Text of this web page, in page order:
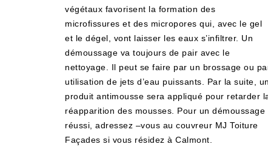
végétaux favorisent la formation des
microfissures et des micropores qui, avec le gel
et le dégel, vont laisser les eaux s’infiltrer. Un
démoussage va toujours de pair avec le
nettoyage. Il peut se faire par un brossage ou
utilisation de jets d’eau puissants. Par la suite, un
produit antimousse sera appliqué pour retarder
réapparition des mousses. Pour un démoussage
réussi, adressez –vous au couvreur MJ Toiture
Façades si vous résidez à Calmont.